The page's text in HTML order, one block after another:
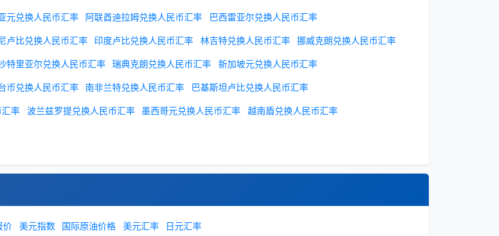
元兑换人民币汇率 阿联酋迪拉姆兑换人民币汇率 巴西雷亚尔兑换人民币汇率
卢比兑换人民币汇率 印度卢比兑换人民币汇率 林吉特兑换人民币汇率 挪威克朗兑换人民币汇率
特里亚尔兑换人民币汇率 瑞典克朗兑换人民币汇率 新加坡元兑换人民币汇率
币兑换人民币汇率 南非兰特兑换人民币汇率 巴基斯坦卢比兑换人民币汇率
率 波兰兹罗提兑换人民币汇率 墨西哥元兑换人民币汇率 越南盾兑换人民币汇率
价 美元指数 国际原油价格 美元汇率 日元汇率